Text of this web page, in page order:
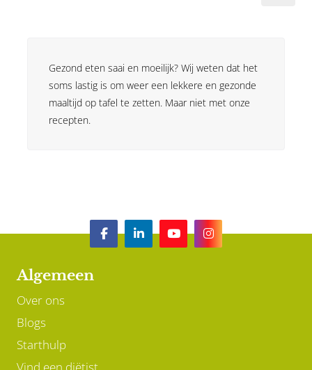
Gezond eten saai en moeilijk? Wij weten dat het
soms lastig is om weer een lekkere en gezonde
maaltijd op tafel te zetten. Maar niet met onze
recepten.
Algemeen
Over ons
Blogs
Starthulp